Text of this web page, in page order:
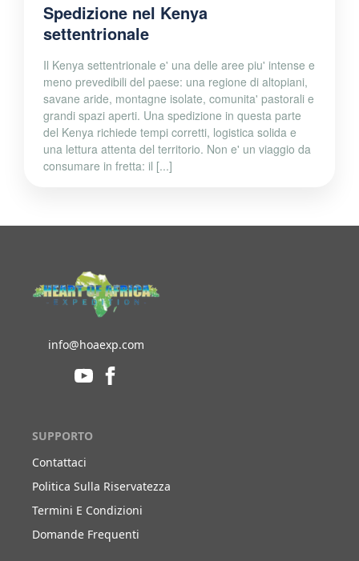
Spedizione nel Kenya
settentrionale
Il Kenya settentrionale e' una delle aree piu' intense e
meno prevedibili del paese: una regione di altopiani,
savane aride, montagne isolate, comunita' pastorali e
grandi spazi aperti. Una spedizione in questa parte
del Kenya richiede tempi corretti, logistica solida e
una lettura attenta del territorio. Non e' un viaggio da
consumare in fretta: il [...]
info@hoaexp.com
SUPPORTO
Contattaci
Politica Sulla Riservatezza
Termini E Condizioni
Domande Frequenti